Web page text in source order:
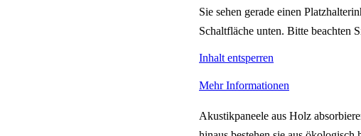
Sie sehen gerade einen
Schaltfläche unten. Bitte beachten
Inhalt entsperren
Mehr Informationen
Akustikpaneele aus Holz